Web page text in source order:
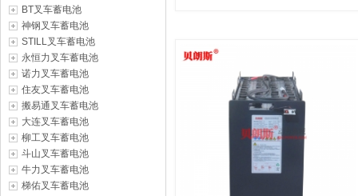
BT叉车蓄电池
神钢叉车蓄电池
STILL叉车蓄电池
永恒力叉车蓄电池
诺力叉车蓄电池
住友叉车蓄电池
搬易通叉车蓄电池
大连叉车蓄电池
柳工叉车蓄电池
斗山叉车蓄电池
牛力叉车蓄电池
梯佑叉车蓄电池